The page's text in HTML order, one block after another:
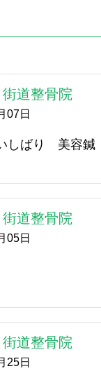
道整骨院
07日
しばり 美容鍼
道整骨院
05日
道整骨院
25日